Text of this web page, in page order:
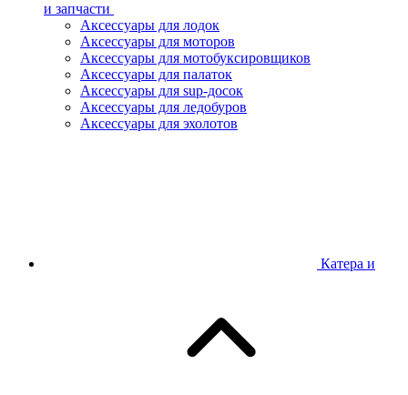
и запчасти
Аксессуары для лодок
Аксессуары для моторов
Аксессуары для мотобуксировщиков
Аксессуары для палаток
Аксессуары для sup-досок
Аксессуары для ледобуров
Аксессуары для эхолотов
Катера и